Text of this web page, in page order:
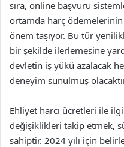
sıra, online başvuru
ortamda harç ödemelerinin
önem taşıyor. Bu tür
bir şekilde ilerlemesine
devletin iş yükü azalacak
deneyim sunulmuş
Ehliyet harcı ücretleri ile
değişiklikleri takip etmek,
sahiptir. 2024 yılı için